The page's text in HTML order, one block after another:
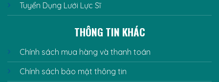
Tuyển Dụng Lưới Lực Sĩ
THÔNG TIN KHÁC
Chính sách mua hàng và thanh toán
Chính sách bảo mật thông tin